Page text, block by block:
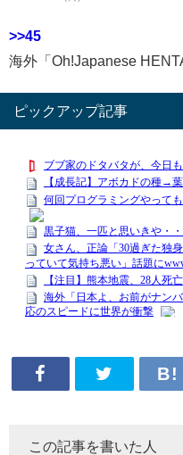
>>45
海外「Oh!Japanese
ピックアップ記事
この記事を書いた人